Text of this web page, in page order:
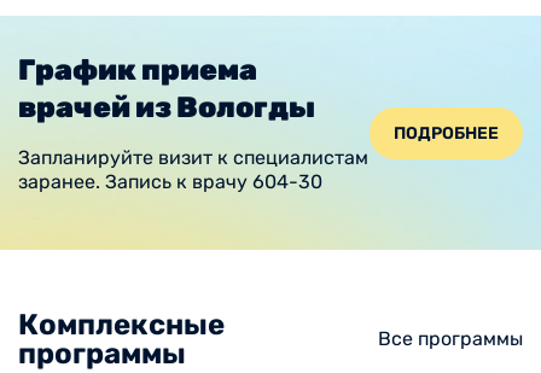
График приема
врачей из Вологды
Запланируйте визит к специалистам
заранее. Запись к врачу 604-30
ПОДРОБНЕЕ
Комплексные
программы
Все программы